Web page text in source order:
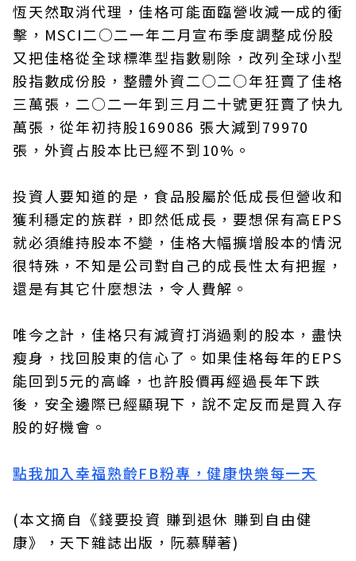
恆天然取消代理，佳格可能面臨營收減一成的衝
擊，MSCI二○二一年二月宣布季度調整成份股
又把佳格從全球標準型指數剔除，改列全球小型
股指數成份股，整體外資二○二○年狂賣了佳格
三萬張，二○二一年到三月二十號更狂賣了快九
萬張，從年初持股169086 張大減到79970
張，外資占股本比已經不到10%。
投資人要知道的是，食品股屬於低成長但營收和
獲利穩定的族群，即然低成長，要想保有高EPS
就必須維持股本不變，佳格大幅擴增股本的情況
很特殊，不知是公司對自己的成長性太有把握，
還是有其它什麼想法，令人費解。
唯今之計，佳格只有減資打消過剩的股本，盡快
瘦身，找回股東的信心了。如果佳格每年的EPS
能回到5元的高峰，也許股價再經過長年下跌
後，安全邊際已經顯現下，說不定反而是買入存
股的好機會。
點我加入幸福熟齡FB粉專，健康快樂每一天
(本文摘自《錢要投資 賺到退休 賺到自由健
康》，天下雜誌出版，阮慕驊著)